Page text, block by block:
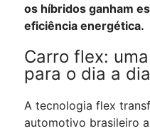
os híbridos ganham
eficiência energética.
Carro flex:
para o dia a dia
A tecnologia flex
automotivo brasileiro